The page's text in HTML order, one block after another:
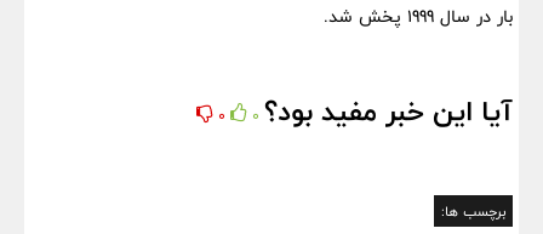
بار در سال 1999 پخش شد.
آیا این خبر مفید بود؟ 0
0
برچسب ها: